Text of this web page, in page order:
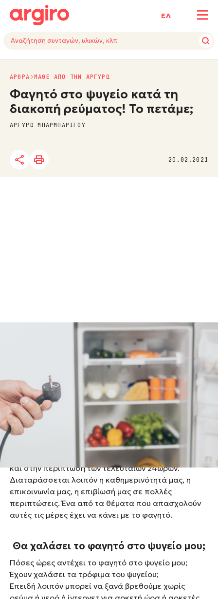
ΕΛ
20.02.2021
ΑΡΘΡΑ ΜΑΘΕ ΑΠΟ ΤΗΝ ΑΡΓΥΡΩ
Φαγητό στο ψυγείο κατά τη
διακοπή ρεύματος! Το πετάμε;
ΑΡΓΥΡΩ ΜΠΑΡΜΠΑΡΙΓΟΥ
ΦΑΓΗΤΟ ΣΤΟ ΨΥΓΕΙΟ ΑΠΟ ΤΗΝ ΑΡΓΥΡΩ ΜΠΑΡΜΠΑΡΙΓΟΥ
Διακοπη ρευματος, διακοπές νερού, διακοπές στο
δίκτυο ήταν μόνο λίγα από τα προβλήματα που
καλείται ο κόσμος να αντιμετωπίσει. Το πρόβλημα,
ανάλογα με την περιοχή ποικίλλει. Άλλοτε δεν
υπάρχει ρεύμα για ώρες και μέρες, άλλοτε δεν
υπάρχει νερό και άλλες φορές δεν υπάρχει τίποτα
από όλα αυτά. Οι διακοπές αυτές, μπορεί να είναι
από προγραμματισμένες μέχρι και
απροειδοποίητες. Κάτι τέτοιο φαίνεται πως ισχύει
και στην περίπτωση των τελευταίων 24ωρων.
Διαταράσσεται λοιπόν η καθημερινότητά μας, η
επικοινωνία μας, η επιβίωσή μας σε πολλές
περιπτώσεις. Ένα από τα θέματα που απασχολούν
αυτές τις μέρες έχει να κάνει με το φαγητό.
Θα χαλάσει το φαγητό στο ψυγείο μου;
Πόσες ώρες αντέχει το φαγητό στο ψυγείο μου;
Έχουν χαλάσει τα τρόφιμα του ψυγείου;
Επειδή λοιπόν μπορεί να ξανά βρεθούμε χωρίς